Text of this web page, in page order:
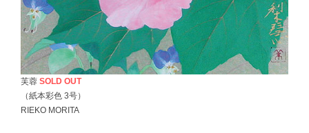
芙蓉 SOLD OUT
（紙本彩色 3号）
RIEKO MORITA